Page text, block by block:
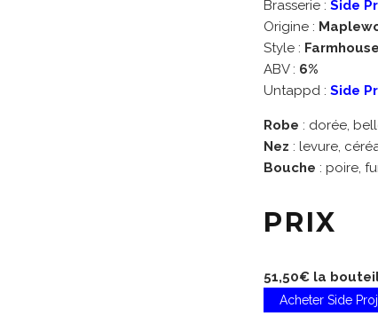
Brasserie : Side
Origine :
Style : Farmhouse
ABV : 6%
Untappd : Side
Robe : dorée,
Nez : levure,
Bouche : poire,
PRIX
51,50€ la
Acheter Side